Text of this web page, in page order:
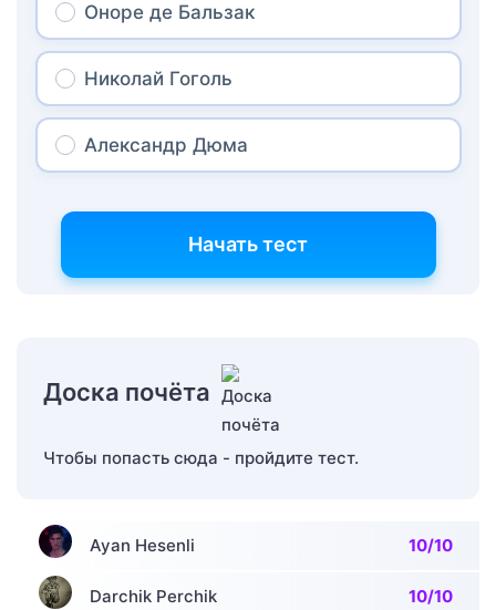
Оноре де Бальзак
Николай Гоголь
Александр Дюма
Начать тест
Доска почёта
Чтобы попасть сюда - пройдите тест.
Ayan Hesenli 10/10
Darchik Perchik 10/10